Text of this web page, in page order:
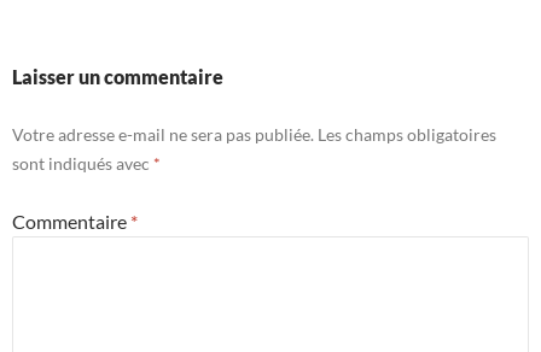
Laisser un commentaire
Votre adresse e-mail ne sera pas publiée. Les champs obligatoires
sont indiqués avec *
Commentaire *